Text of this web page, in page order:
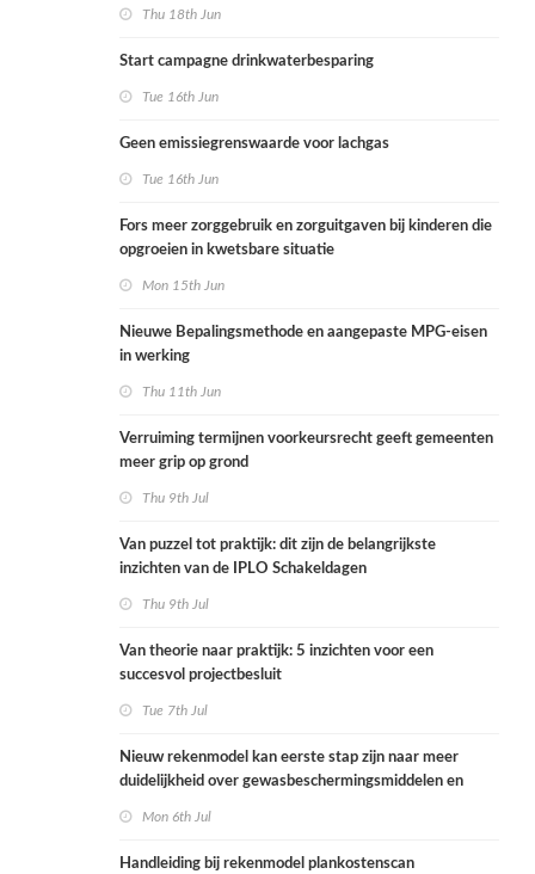
Thu 18th Jun
Start campagne drinkwaterbesparing
Tue 16th Jun
Geen emissiegrenswaarde voor lachgas
Tue 16th Jun
Fors meer zorggebruik en zorguitgaven bij kinderen die
opgroeien in kwetsbare situatie
Mon 15th Jun
Nieuwe Bepalingsmethode en aangepaste MPG-eisen
in werking
Thu 11th Jun
Verruiming termijnen voorkeursrecht geeft gemeenten
meer grip op grond
Thu 9th Jul
Van puzzel tot praktijk: dit zijn de belangrijkste
inzichten van de IPLO Schakeldagen
Thu 9th Jul
Van theorie naar praktijk: 5 inzichten voor een
succesvol projectbesluit
Tue 7th Jul
Nieuw rekenmodel kan eerste stap zijn naar meer
duidelijkheid over gewasbeschermingsmiddelen en
Mon 6th Jul
Handleiding bij rekenmodel plankostenscan